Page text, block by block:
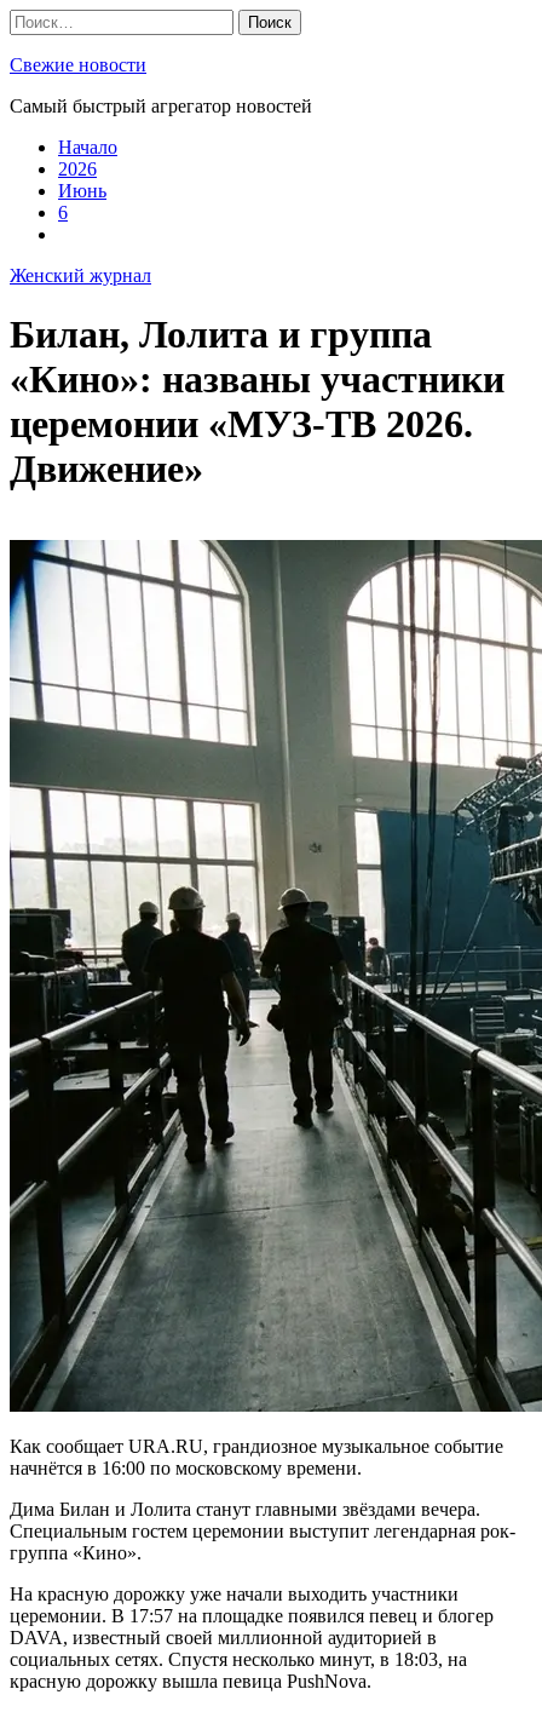
Skip
to
content
Найти:
Свежие новости
Самый быстрый агрегатор новостей
Начало
2026
Июнь
6
Женский журнал
Билан, Лолита и группа
«Кино»: названы участники
церемонии «МУЗ-ТВ 2026.
Движение»
Как сообщает URA.RU, грандиозное музыкальное событие
начнётся в 16:00 по московскому времени.
Дима Билан и Лолита станут главными звёздами вечера.
Специальным гостем церемонии выступит легендарная рок-
группа «Кино».
На красную дорожку уже начали выходить участники
церемонии. В 17:57 на площадке появился певец и блогер
DAVA, известный своей миллионной аудиторией в
социальных сетях. Спустя несколько минут, в 18:03, на
красную дорожку вышла певица PushNova.